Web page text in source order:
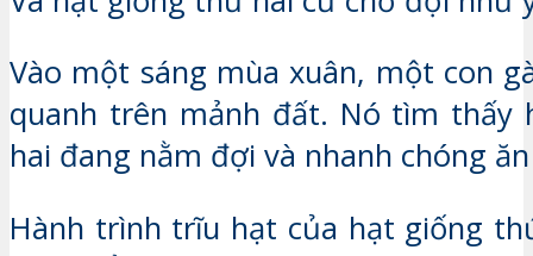
Vào một sáng mùa xuân, một con
quanh trên mảnh đất. Nó tìm thấy
hai đang nằm đợi và nhanh chóng
Hành trình trĩu hạt của hạt giống